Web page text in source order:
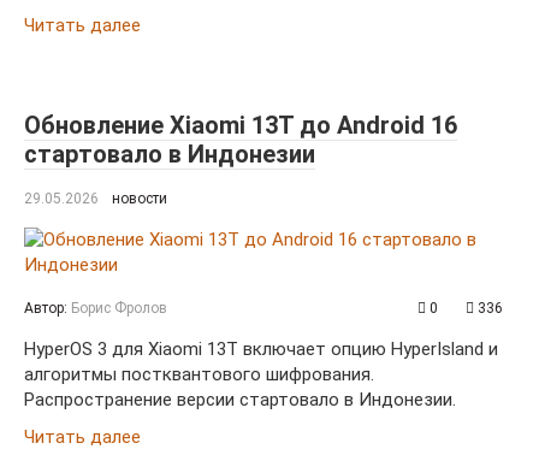
Читать далее
Обновление Xiaomi 13T до Android 16
стартовало в Индонезии
29.05.2026 новости
Автор: Борис Фролов 0 336
HyperOS 3 для Xiaomi 13T включает опцию HyperIsland и
алгоритмы постквантового шифрования.
Распространение версии стартовало в Индонезии.
Читать далее